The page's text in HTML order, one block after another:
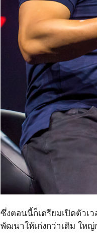
ซึ่งตอนนี้ก็เตรียมเปิดตัวเ
พัฒนาให้เก่งกว่าเดิม ใหญ่